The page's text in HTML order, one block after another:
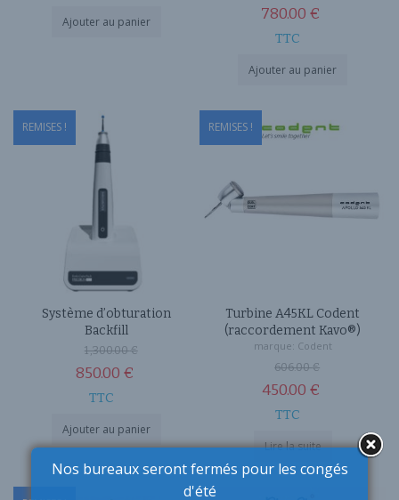
Ajouter au panier 780.00 €
Le
780.00 €.
TTC
Ajouter au panier
REMISES !
Système d’obturation
Backfill
1 ,300.00€Le
1
,300.00 €.
850.00 €
Le
actuel
est :
TTC
Ajouter au panier
REMISES !
Turbine A45KL Codent
(raccordement Kavo®)
marque: Codent
606.00€Le
606.00 €.
450.00 €
Le
prix
actuel
TTC
Lire la suite
Nos bureaux seront fermés pour les congés
d'été